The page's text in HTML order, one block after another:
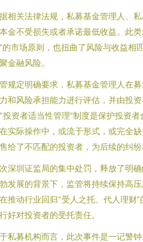
相关法律法规，私募基金管理人、
金不受损失或者承诺最低收益。此
的市场原则，也扭曲了风险与收益相
金融风险。
规定明确要求，私募基金管理人在
和风险承担能力进行评估，并由投
投资者适当性管理”制度是保护投资
实际操作中，或流于形式，或完全
给了不匹配的投资者，为后续的纠纷
深圳证监局的集中处罚，释放了明
发展的背景下，监管将持续保持高
推动行业回归“受人之托、代人理财
好对投资者的受托责任。
私募机构而言，此次事件是一记警